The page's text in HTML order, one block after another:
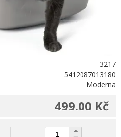
3217
5412087013180
Moderna
499.00 Kč